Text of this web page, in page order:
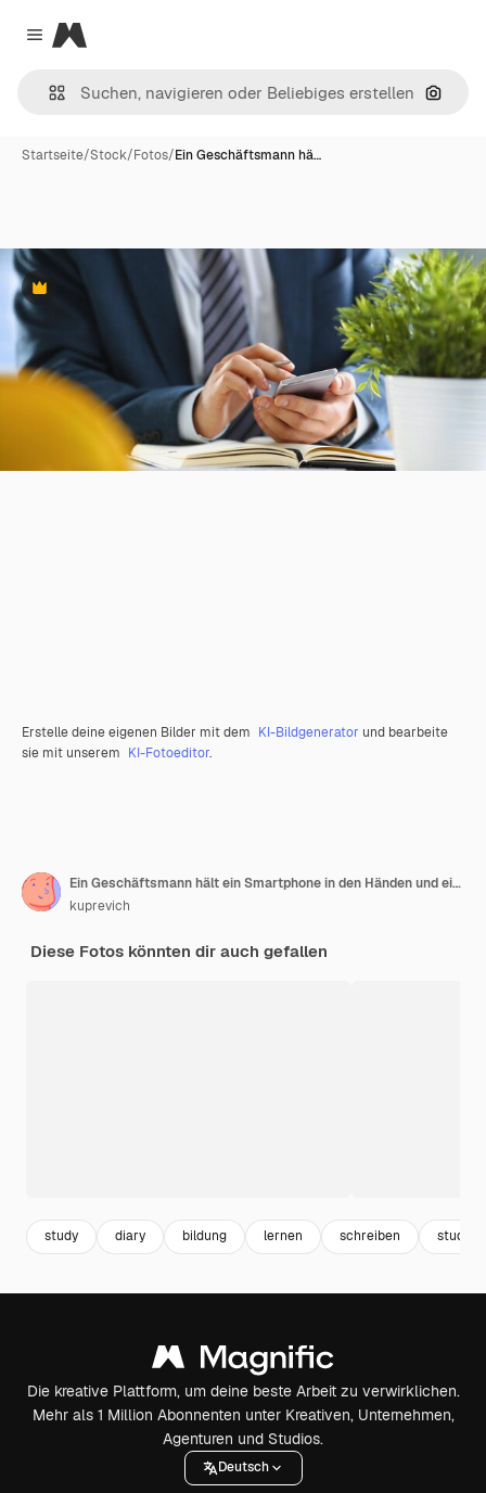
Close menu
Magnific
Nach
Startseite/Stock/Fotos/Ein Geschäftsmann hä…
Premium
Erstelle deine eigenen Bilder mit dem KI-Bildgenerator und bearbeite
sie mit unserem KI-Fotoeditor.
Ein Geschäftsmann hält ein Smartphone in den Händen und ein Tagebuch auf dem Tisch
kuprevich
Diese Fotos könnten dir auch gefallen
study diary bildung lernen schreiben
Die kreative Plattform, um deine beste Arbeit zu verwirklichen.
Mehr als 1 Million Abonnenten unter Kreativen, Unternehmen,
Agenturen und Studios.
Deutsch